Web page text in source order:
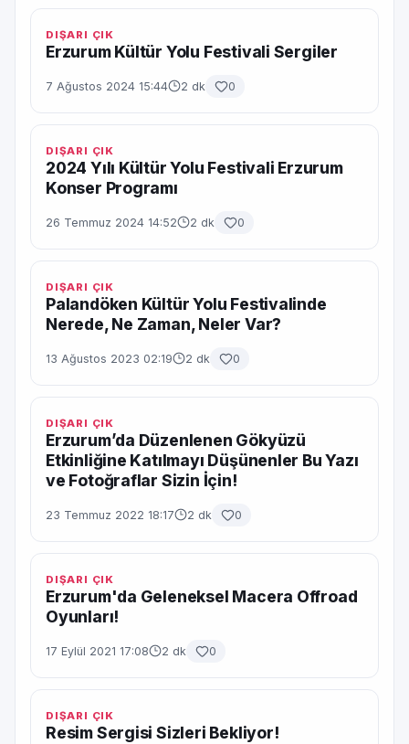
DIŞARI ÇIK
Erzurum Kültür Yolu Festivali Sergiler
7 Ağustos 2024 15:44 2 dk 0
DIŞARI ÇIK
2024 Yılı Kültür Yolu Festivali Erzurum
Konser Programı
26 Temmuz 2024 14:52 2 dk 0
DIŞARI ÇIK
Palandöken Kültür Yolu Festivalinde
Nerede, Ne Zaman, Neler Var?
13 Ağustos 2023 02:19 2 dk 0
DIŞARI ÇIK
Erzurum’da Düzenlenen Gökyüzü
Etkinliğine Katılmayı Düşünenler Bu Yazı
ve Fotoğraflar Sizin İçin!
23 Temmuz 2022 18:17 2 dk 0
DIŞARI ÇIK
Erzurum'da Geleneksel Macera Offroad
Oyunları!
17 Eylül 2021 17:08 2 dk 0
DIŞARI ÇIK
Resim Sergisi Sizleri Bekliyor!